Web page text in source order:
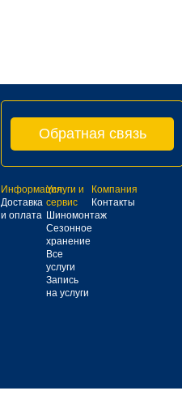
Обратная связь
Информация
Доставка
и оплата
Услуги и
сервис
Шиномонтаж
Сезонное
хранение
Все
услуги
Запись
на услуги
Компания
Контакты